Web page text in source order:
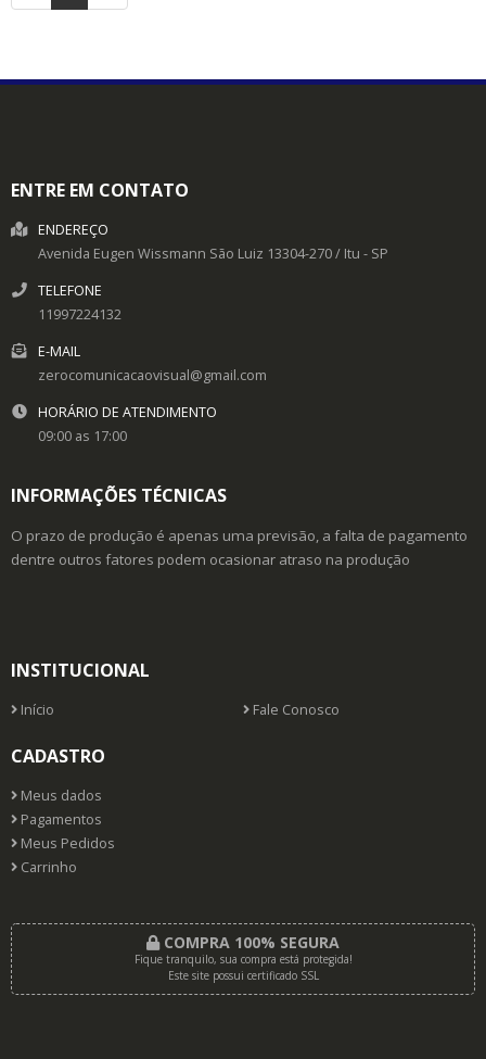
ENTRE EM CONTATO
ENDEREÇO
Avenida Eugen Wissmann São Luiz 13304-270/ Itu - SP
TELEFONE
11997224132
E-MAIL
zerocomunicacaovisual@gmail.com
HORÁRIO DE ATENDIMENTO
09:00 as 17:00
INFORMAÇÕES TÉCNICAS
O prazo de produção é apenas uma previsão, a falta de pagamento
dentre outros fatores podem ocasionar atraso na produção
INSTITUCIONAL
Início Fale Conosco
CADASTRO
Meus dados
Pagamentos
Meus Pedidos
Carrinho
COMPRA 100% SEGURA
Fique tranquilo, sua compra está protegida!
Este site possui certificado SSL